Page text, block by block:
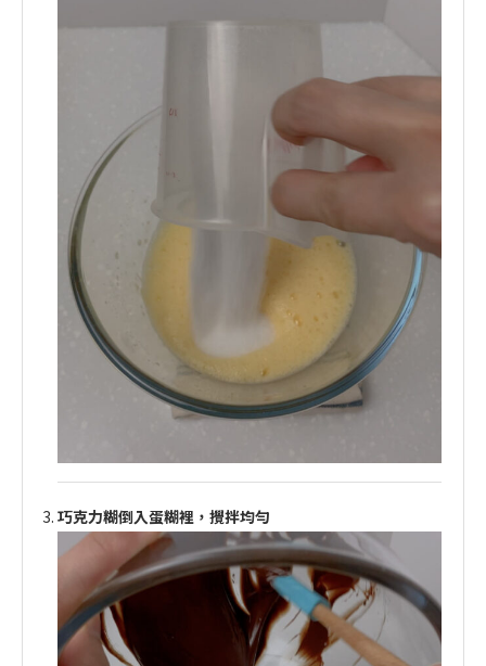
巧克力糊倒入蛋糊裡，攪拌均勻